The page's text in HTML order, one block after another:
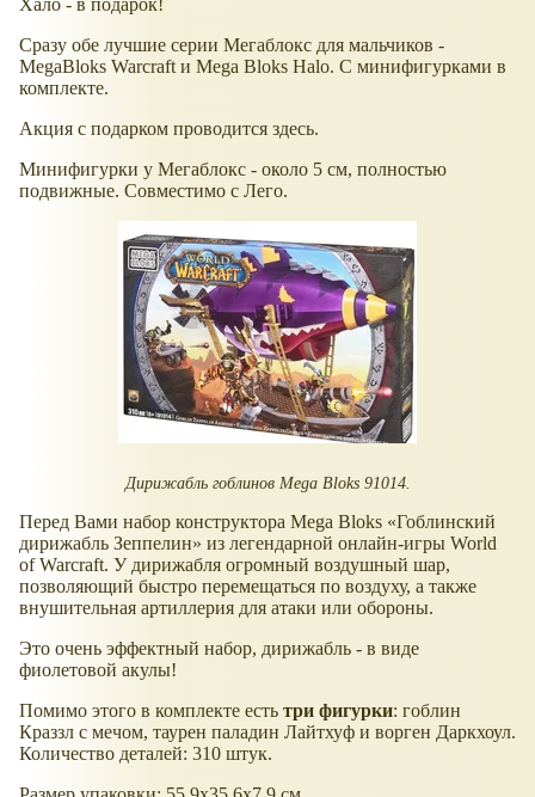
Хало - в подарок!
Сразу обе лучшие серии Мегаблокс для мальчиков -
MegaBloks Warcraft и Mega Bloks Halo. С минифигурками в
комплекте.
Акция с подарком проводится здесь.
Минифигурки у Мегаблокс - около 5 см, полностью
подвижные. Совместимо с Лего.
Дирижабль гоблинов Mega Bloks 91014.
Перед Вами набор конструктора Mega Bloks «Гоблинский
дирижабль Зеппелин» из легендарной онлайн-игры World
of Warcraft. У дирижабля огромный воздушный шар,
позволяющий быстро перемещаться по воздуху, а также
внушительная артиллерия для атаки или обороны.
Это очень эффектный набор, дирижабль - в виде
фиолетовой акулы!
Помимо этого в комплекте есть три фигурки: гоблин
Краззл с мечом, таурен паладин Лайтхуф и ворген Даркхоул.
Количество деталей: 310 штук.